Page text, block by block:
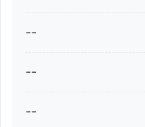
--
--
--